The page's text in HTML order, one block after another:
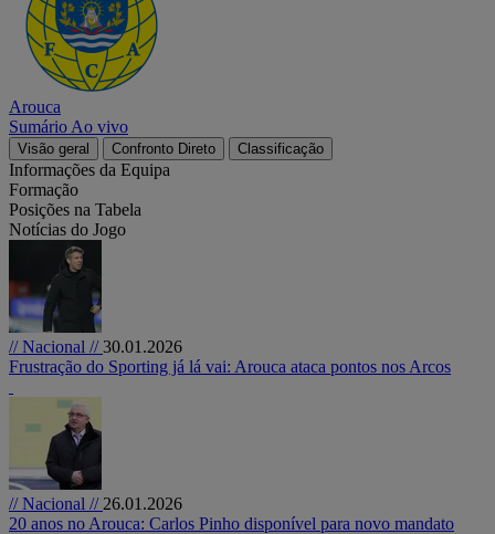
Arouca
Sumário Ao vivo
Visão geral Confronto Direto Classificação
Informações da Equipa
Formação
Posições na Tabela
Notícias do Jogo
// Nacional //30.01.2026
Frustração do Sporting já lá vai: Arouca ataca pontos nos Arcos
// Nacional // 26.01.2026
20 anos no Arouca: Carlos Pinho disponível para novo mandato